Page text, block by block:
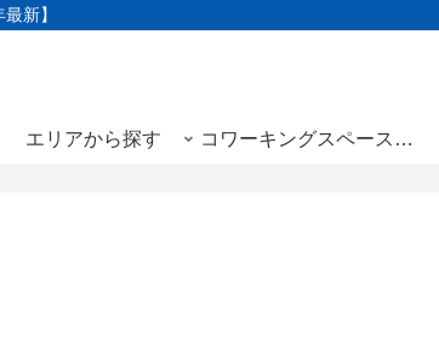
新】
エリアから探す コワーキングスペースと